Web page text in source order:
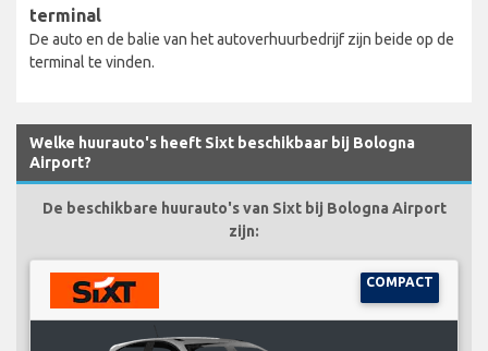
terminal
De auto en de balie van het autoverhuurbedrijf zijn beide op de
terminal te vinden.
Welke huurauto's heeft Sixt beschikbaar bij Bologna
Airport?
De beschikbare huurauto's van Sixt bij Bologna Airport
zijn:
COMPACT